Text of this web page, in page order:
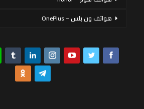
هواتف ون بلس – OnePlus